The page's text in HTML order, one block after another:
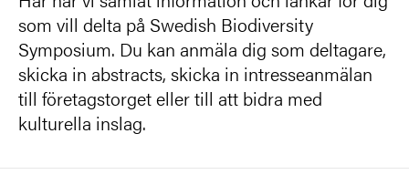
som vill delta på Swedish Biodiversity
Symposium. Du kan anmäla dig som deltagare,
skicka in abstracts, skicka in intresseanmälan
till företagstorget eller till att bidra med
kulturella inslag.